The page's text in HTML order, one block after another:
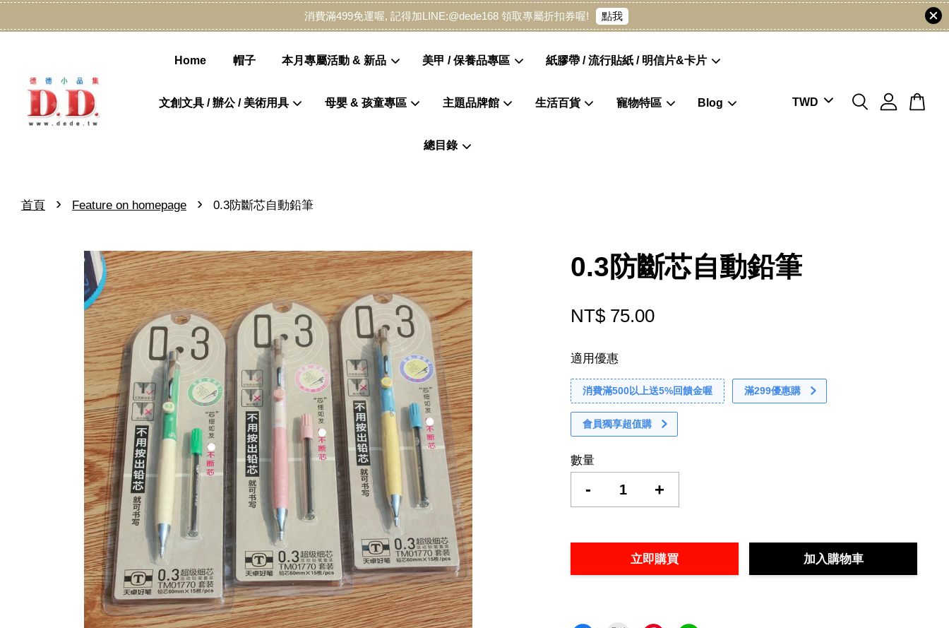
消費滿499免運喔, 記得加LINE:@dede168 領取專屬折扣券喔! 點我
Home 帽子 本月專屬活動 & 新品 美甲 / 保養品專區 紙膠帶 / 流行貼紙 / 明信片&卡片
文創文具 / 辦公 / 美術用具 母嬰 & 孩童專區 主題品牌館 生活百貨 寵物特區 Blog
總目錄
首頁 › Feature on homepage › 0.3防斷芯自動鉛筆
0.3防斷芯自動鉛筆
NT$ 75.00
適用優惠
消費滿500以上送5%回饋金喔 滿299優惠購
會員獨享超值購
數量
- +
立即購買 加入購物車